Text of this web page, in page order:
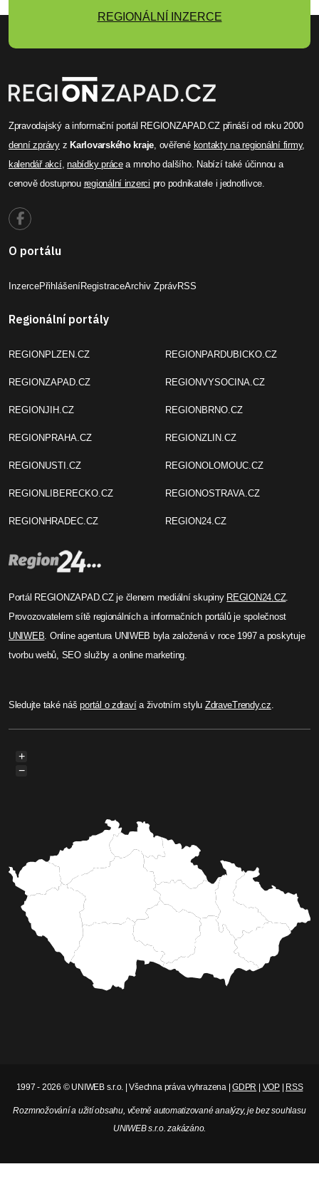
REGIONÁLNÍ INZERCE
Zpravodajský a informační portál REGIONZAPAD.CZ přináší od roku 2000
denní zprávyz Karlovarského kraje, ověřené kontakty na regionální firmy,
kalendář akcí,nabídky prácea mnoho dalšího. Nabízí také účinnou a
cenově dostupnou regionální inzerci pro podnikatele i jednotlivce.
O portálu
InzercePřihlášeníRegistraceArchiv ZprávRSS
Regionální portály
REGIONPLZEN.CZ
REGIONZAPAD.CZ
REGIONJIH.CZ
REGIONPRAHA.CZ
REGIONUSTI.CZ
REGIONLIBERECKO.CZ
REGIONHRADEC.CZ
REGIONPARDUBICKO.CZ
REGIONVYSOCINA.CZ
REGIONBRNO.CZ
REGIONZLIN.CZ
REGIONOLOMOUC.CZ
REGIONOSTRAVA.CZ
REGION24.CZ
Portál REGIONZAPAD.CZ je členem mediální skupiny REGION24.CZ.
Provozovatelem sítě regionálních a informačních portálů je společnost
UNIWEB. Online agentura UNIWEB byla založená v roce 1997 a poskytuje
tvorbu webů, SEO služby a online marketing.
Sledujte také nášportál o zdravía životním stylu ZdraveTrendy.cz.
+
−
1997 - 2026 © UNIWEB s.r.o. | Všechna práva vyhrazena |GDPR VOP| RSS
Rozmnožování a užití obsahu, včetně automatizované analýzy, je bez souhlasu
UNIWEB s.r.o. zakázáno.